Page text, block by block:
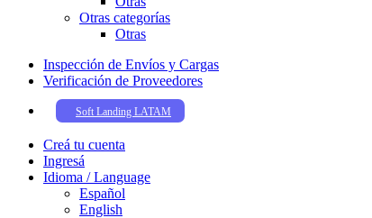
Otras categorías
Otras
Inspección de Enví­os y Cargas
Verificación de Proveedores
Soft Landing LATAM
Creá tu cuenta
Ingresá
Idioma / Language
Español
English